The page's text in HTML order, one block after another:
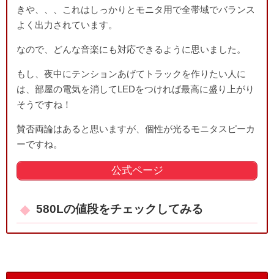
きや、、、これはしっかりとモニタ用で全帯域でバランス
よく出力されています。
なので、どんな音楽にも対応できるように思いました。
もし、夜中にテンションあげてトラックを作りたい人に
は、部屋の電気を消してLEDをつければ最高に盛り上がり
そうですね！
賛否両論はあると思いますが、個性が光るモニタスピーカ
ーですね。
公式ページ
580Lの値段をチェックしてみる